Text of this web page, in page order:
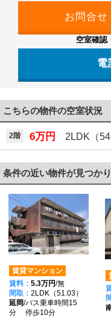
空室確認
電
こちらの物件の空室状況
2階 6万円 2LDK（
条件の近い物件が見つか
賃貸マンション
賃料： 5.3万円/無
間取： 2LDK（51.03）
延岡/バス乗車時間15
分 停歩10分